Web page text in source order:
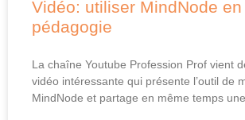
Vidéo: utiliser MindNode en
pédagogie
La chaîne Youtube Profession Prof vient
vidéo intéressante qui présente l’outil de
MindNode et partage en même temps